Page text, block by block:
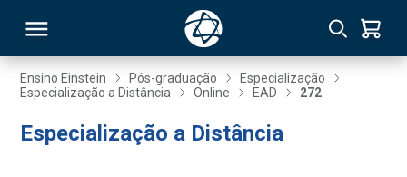
Ensino Einstein Pós-graduação
Especialização
Especialização a Distância
Online EAD 272
Especialização a Distância